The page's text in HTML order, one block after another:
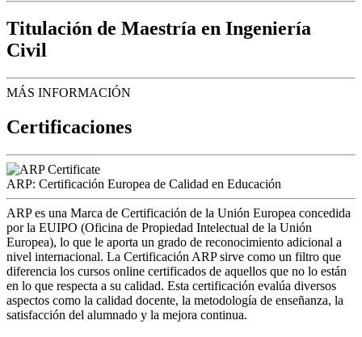
Titulación de Maestría en Ingeniería
Civil
MÁS INFORMACIÓN
Certificaciones
ARP: Certificación Europea de Calidad en Educación
ARP es una Marca de Certificación de la Unión Europea concedida
por la EUIPO (Oficina de Propiedad Intelectual de la Unión
Europea), lo que le aporta un grado de reconocimiento adicional a
nivel internacional. La Certificación ARP sirve como un filtro que
diferencia los cursos online certificados de aquellos que no lo están
en lo que respecta a su calidad. Esta certificación evalúa diversos
aspectos como la calidad docente, la metodología de enseñanza, la
satisfacción del alumnado y la mejora continua.